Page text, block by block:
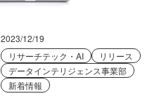
2023/12/19
リサーチテック・AI
リリース
データインテリジェンス事業部
新着情報